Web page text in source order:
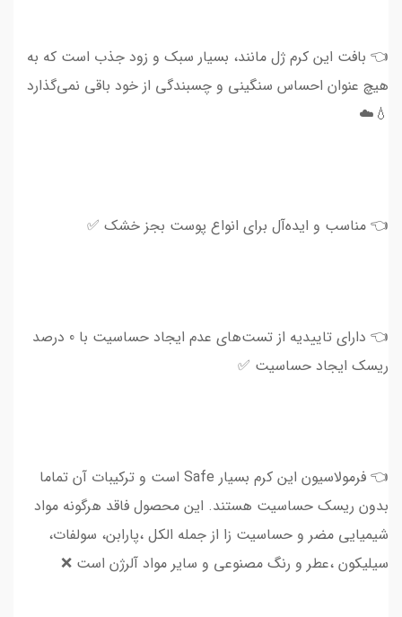
👈 بافت این کرم ژل مانند، بسیار سبک و زود جذب است که به
هیچ عنوان احساس سنگینی و چسبندگی از خود باقی نمی‌گذارد
💧☁️
👈 مناسب و ایده‌آل برای انواع پوست بجز خشک ✅
👈 دارای تاییدیه از تست‌های عدم ایجاد حساسیت با 0 درصد
ریسک ایجاد حساسیت ✅
👈 فرمولاسیون این کرم بسیار Safe است و ترکیبات آن تماما
بدون ریسک حساسیت هستند. این محصول فاقد هرگونه مواد
شیمیایی مضر و حساسیت زا از جمله الکل ،پارابن، سولفات،
سیلیکون ،عطر و رنگ مصنوعی و سایر مواد آلرژن است ❌